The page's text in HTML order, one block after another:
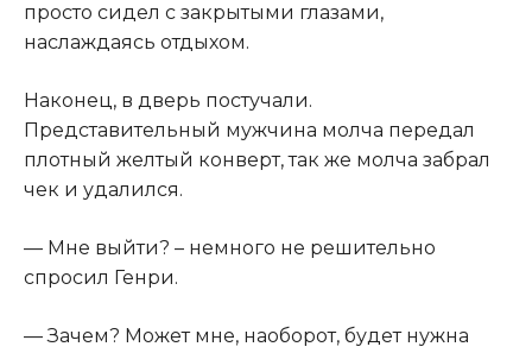
просто сидел с закрытыми глазами,
наслаждаясь отдыхом.
Наконец, в дверь постучали.
Представительный мужчина молча передал
плотный желтый конверт, так же молча забрал
чек и удалился.
— Мне выйти? – немного не решительно
спросил Генри.
— Зачем? Может мне, наоборот, будет нужна